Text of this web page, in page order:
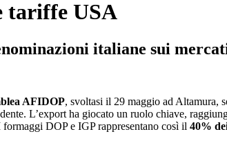
tariffe USA
italiane sui
AFIDOP, svoltasi il 29 maggio ad Altamura,
L’export ha giocato un ruolo chiave,
DOP e IGP rappresentano così il 40%